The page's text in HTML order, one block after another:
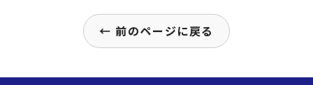
← 前のページに戻る